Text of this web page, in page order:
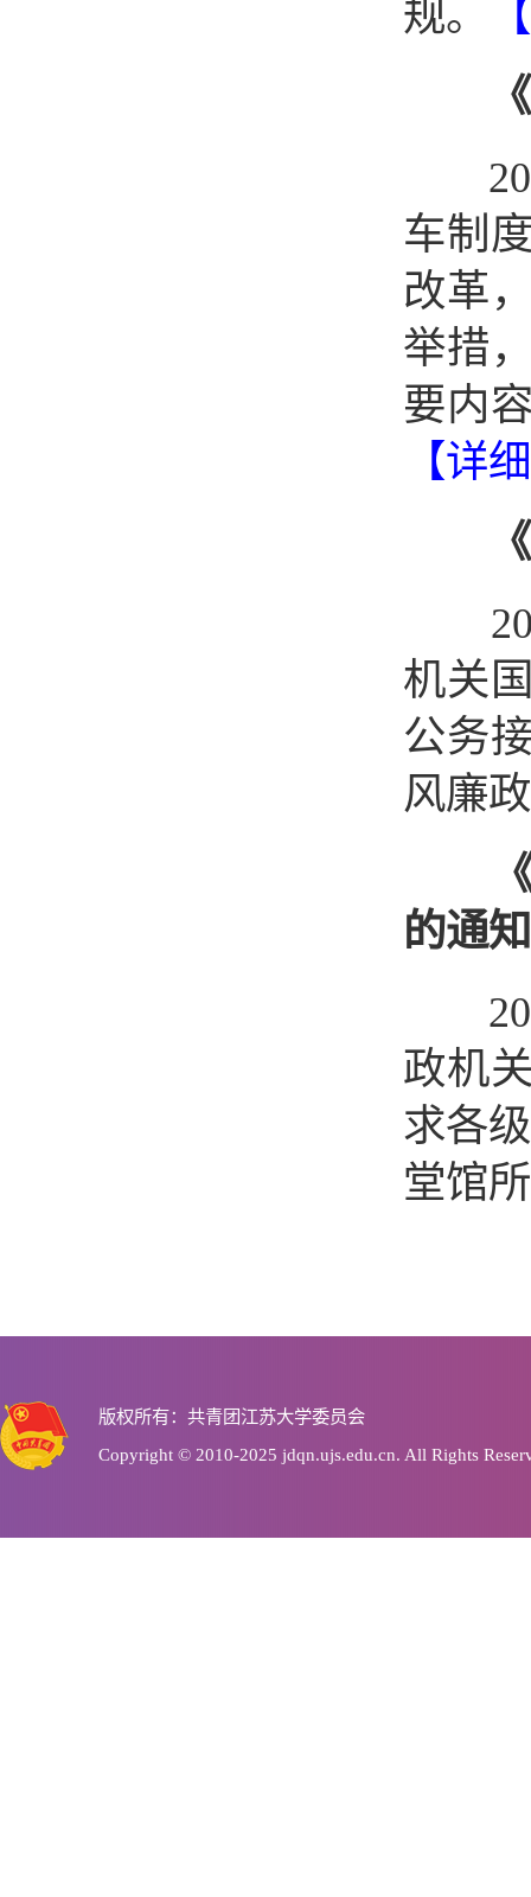
规。
车制
改革
举措
要内
【详
机关
公务
风廉
的通
政机
求各
堂馆
版权所有：共青团江苏大学委员会
Copyright © 2010-2025 jdqn.ujs.edu.cn. All Rights